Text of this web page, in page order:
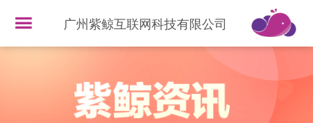
广州紫鲸互联网科技有限公司